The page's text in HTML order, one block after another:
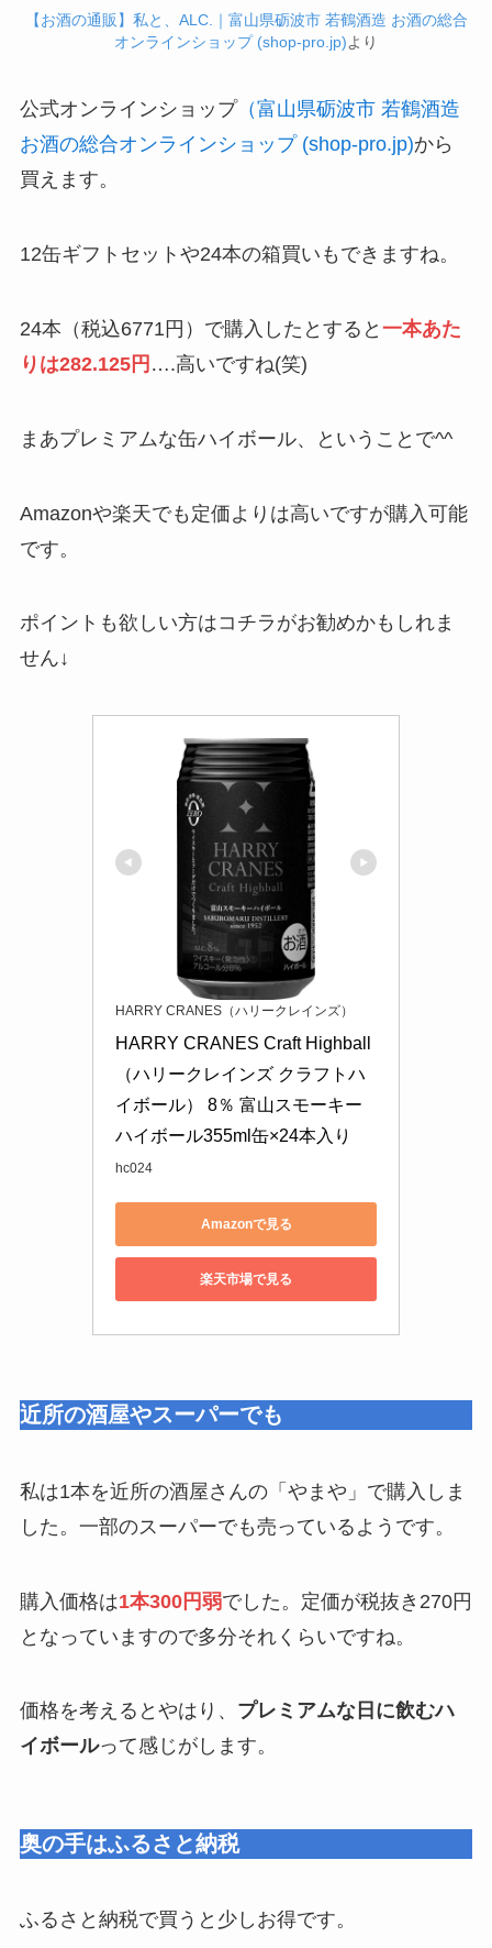
【お酒の通販】私と、ALC.｜富山県砺波市 若鶴酒造 お酒の総合
オンラインショップ (shop-pro.jp)より
公式オンラインショップ（富山県砺波市 若鶴酒造
お酒の総合オンラインショップ (shop-pro.jp)から
買えます。
12缶ギフトセットや24本の箱買いもできますね。
24本（税込6771円）で購入したとすると 一本あた
りは282.125円 ….高いですね(笑)
まあプレミアムな缶ハイボール、ということで^^
Amazonや楽天でも定価よりは高いですが購入可能
です。
ポイントも欲しい方はコチラがお勧めかもしれま
せん↓
HARRY CRANES（ハリークレインズ）
HARRY CRANES Craft Highball
（ハリークレインズ クラフトハ
イボール） 8％ 富山スモーキー
ハイボール355ml缶×24本入り
hc024
Amazonで見る
楽天市場で見る
近所の酒屋やスーパーでも
私は1本を近所の酒屋さんの「やまや」で購入しま
した。一部のスーパーでも売っているようです。
購入価格は1本300円弱でした。定価が税抜き270円
となっていますので多分それくらいですね。
価格を考えるとやはり、 プレミアムな日に飲むハ
イボールって感じがします。
奥の手はふるさと納税
ふるさと納税で買うと少しお得です。